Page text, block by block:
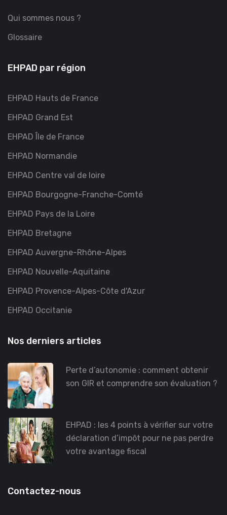
Qui sommes nous ?
Glossaire
EHPAD par région
EHPAD Hauts de France
EHPAD Grand Est
EHPAD Île de France
EHPAD Normandie
EHPAD Centre val de loire
EHPAD Bourgogne-Franche-Comté
EHPAD Pays de la Loire
EHPAD Bretagne
EHPAD Auvergne-Rhône-Alpes
EHPAD Nouvelle-Aquitaine
EHPAD Provence-Alpes-Côte d'Azur
EHPAD Occitanie
Nos derniers articles
Perte d’autonomie : comment obtenir
son GIR et comprendre son évaluation ?
EHPAD : les 4 points à vérifier sur votre
déclaration d’impôt pour ne pas perdre
votre avantage fiscal
Contactez-nous